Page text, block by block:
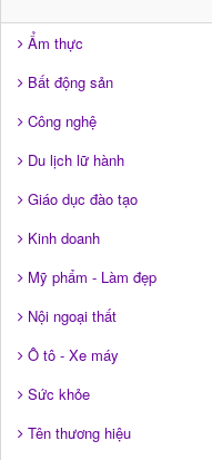
Ẩm thực
Bất động sản
Công nghệ
Du lịch lữ hành
Giáo dục đào tạo
Kinh doanh
Mỹ phẩm - Làm đẹp
Nội ngoại thất
Ô tô - Xe máy
Sức khỏe
Tên thương hiệu